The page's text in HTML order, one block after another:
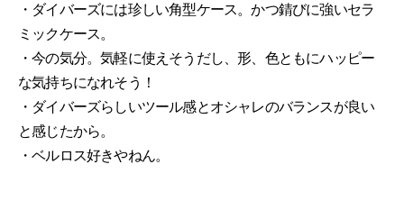
・ダイバーズには珍しい角型ケース。かつ錆びに強いセラ
ミックケース。
・今の気分。気軽に使えそうだし、形、色ともにハッピー
な気持ちになれそう！
・ダイバーズらしいツール感とオシャレのバランスが良い
と感じたから。
・ベルロス好きやねん。